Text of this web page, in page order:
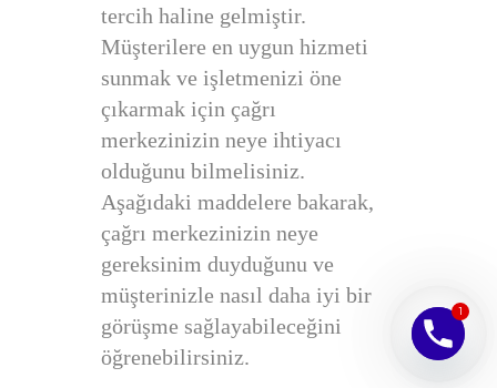
tercih haline gelmiştir.
Müşterilere en uygun hizmeti
sunmak ve işletmenizi öne
çıkarmak için çağrı
merkezinizin neye ihtiyacı
olduğunu bilmelisiniz.
Aşağıdaki maddelere bakarak,
çağrı merkezinizin neye
gereksinim duyduğunu ve
müşterinizle nasıl daha iyi bir
görüşme sağlayabileceğini
öğrenebilirsiniz.
1